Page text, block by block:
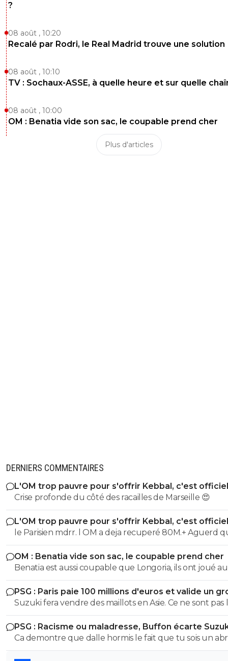
?
08 août , 10:20
Recalé par Rodri, le Real Madrid trouve une solution
08 août , 10:10
TV : Sochaux-ASSE, à quelle heure et sur quelle
08 août , 10:00
OM : Benatia vide son sac, le coupable prend cher
Plus d'articles
DERNIERS COMMENTAIRES
L'OM trop pauvre pour s'offrir Kebbal, c'est officiel
Crise profonde du côté des racailles de Marseille 😍
L'OM trop pauvre pour s'offrir Kebbal, c'est officiel
le Parisien mdrr. l OM a deja recuperé 80M.+ Aguerd quasi
officiel. Hodgberg en discussions avancees, Gomez pareil.
donc le blabla ca va. les articles de merde chaaue jour c est
marrant mais ca va 5 mn
OM : Benatia vide son sac, le coupable prend cher
Benatia est aussi coupable que Longoria, ils ont joué
mercato sans construire quelque chose
PSG : Paris paie 100 millions d'euros et valide un
départ
Suzuki fera vendre des maillots en Asie. Ce ne sont pas
russes qui acheteront ceux de Safonov ni les europeens
ceux de Chevalier. Quant aux autres acheteurs ils s’en
foutent des trois ...
PSG : Racisme ou maladresse, Buffon écarte
Ca demontre que dalle hormis le fait que tu sois un
ignare qui ignorait tout ce que jai dit sur buffon